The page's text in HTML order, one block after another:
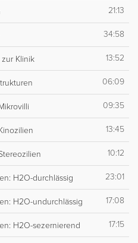
21:13
34:58
Klinik 13:52
06:09
09:35
13:45
10:12
H2O-durchlässig 23:01
H2O-undurchlässig 17:08
H2O-sezernierend 17:15